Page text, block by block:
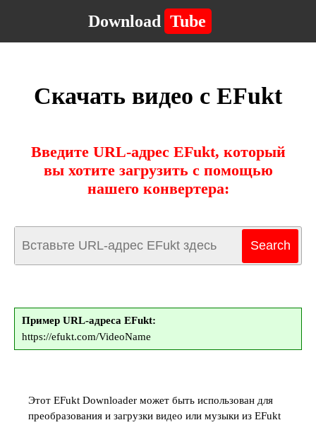
Download Tube
Скачать видео с EFukt
Введите URL-адрес EFukt, который
вы хотите загрузить с помощью
нашего конвертера:
Пример URL-адреса EFukt:
https://efukt.com/VideoName
Этот EFukt Downloader может быть использован для
преобразования и загрузки видео или музыки из EFukt